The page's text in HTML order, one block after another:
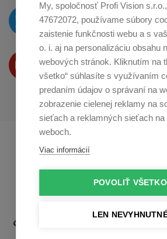
My, spoločnosť Profi Vision
47672072, používame súbory
zaistenie funkčnosti webu a s
o. i. aj na personalizáciu obsahu
webových stránok. Kliknutím na
všetko“ súhlasíte s využívaním
predaním údajov o správaní na
zobrazenie cielenej reklamy na
sieťach a reklamných sieťach
weboch.
Viac informácií
POVOLIŤ VŠETKO
LEN
O novinkách píšeme
naTwitteri
Produkty Vám predstavujeme
na Youtube
Profikuchař.cz